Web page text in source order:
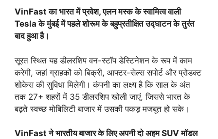
VinFast का भारत में प्रवेश, एलन मस्क के स्वामित्व वाली
Tesla के मुंबई में पहले शोरूम के बहुप्रतीक्षित उद्घाटन के तुरंत
बाद हुआ है।
सूरत स्थित यह डीलरशिप वन-स्टॉप डेस्टिनेशन के रूप में काम
करेगी, जहां ग्राहकों को बिक्री, आफ्टर-सेल्स सपोर्ट और प्रोडक्ट
शोकेस की सुविधा मिलेगी। कंपनी का लक्ष्य है कि साल के अंत
तक 27+ शहरों में 35 डीलरशिप खोली जाएं, जिससे भारत के
बढ़ते स्वच्छ मोबिलिटी बाजार में उसकी पकड़ मजबूत हो सके।
VinFast ने भारतीय बाजार के लिए अपनी दो अहम SUV मॉडल